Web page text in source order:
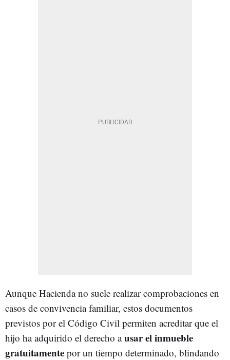
Aunque Hacienda no suele realizar comprobaciones en
casos de convivencia familiar, estos documentos
previstos por el Código Civil permiten acreditar que el
hijo ha adquirido el derecho ausar el inmueble
gratuitamente por un tiempo determinado, blindando